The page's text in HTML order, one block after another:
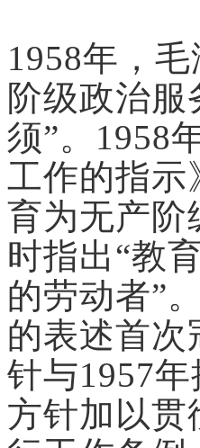
1958年，
阶级政治
须”。1958
工作的指示
育为无产阶
时指出“教
的劳动者”
的表述首次
针与1957
方针加以贯